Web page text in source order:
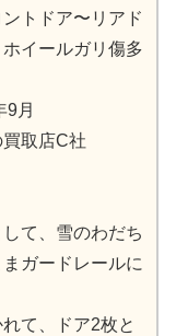
トドア〜リアド
イールガリ傷多
9月
買取店C社
て、雪のわだち
ガードレールに
て、ドア2枚と